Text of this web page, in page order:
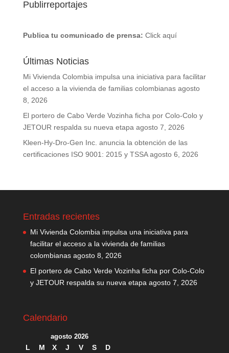
Publirreportajes
Publica tu comunicado de prensa: Click aquí
Últimas Noticias
Mi Vivienda Colombia impulsa una iniciativa para facilitar
el acceso a la vivienda de familias colombianas agosto
8, 2026
El portero de Cabo Verde Vozinha ficha por Colo-Colo y
JETOUR respalda su nueva etapa agosto 7, 2026
Kleen-Hy-Dro-Gen Inc. anuncia la obtención de las
certificaciones ISO 9001: 2015 y TSSA agosto 6, 2026
Entradas recientes
Mi Vivienda Colombia impulsa una iniciativa para
facilitar el acceso a la vivienda de familias
colombianas agosto 8, 2026
El portero de Cabo Verde Vozinha ficha por Colo-Colo
y JETOUR respalda su nueva etapa agosto 7, 2026
Calendario
agosto 2026
L M X J V S
D